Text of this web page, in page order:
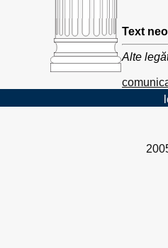
Text
Alte